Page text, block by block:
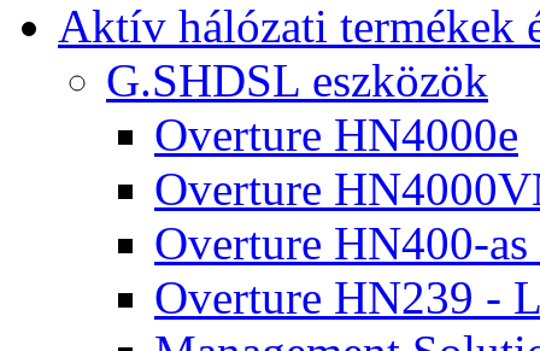
Aktív hálózati termékek
G.SHDSL eszközök
Overture HN4000e
Overture
Overture HN400-as
Overture HN239 -